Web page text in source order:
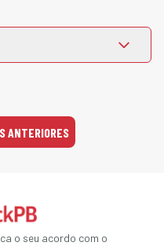
ANTERIORES
o seu acordo com o